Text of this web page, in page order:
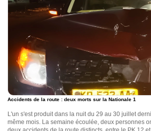
Accidents de la route : deux morts sur la Nationale 1
L'un s'est produit dans la nuit du 29 au 30 juillet
même mois. La semaine écoulée, deux personnes